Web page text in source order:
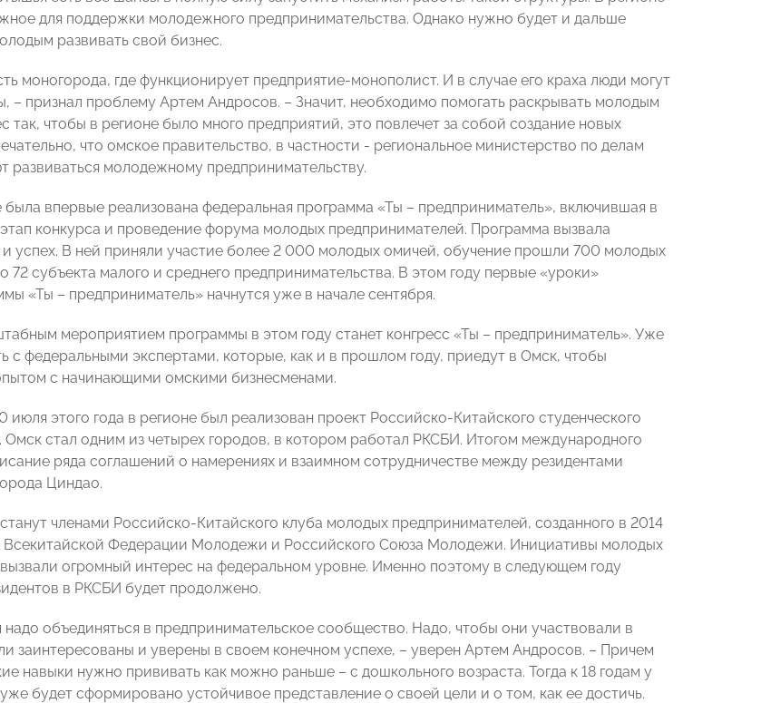
для поддержки молодежного предпринимательства. Однако нужно будет и дальше
развивать свой бизнес.
моногорода, где функционирует предприятие-монополист. И в случае его краха люди могут
­– признал проблему Артем Андросов. – Значит, необходимо помогать раскрывать молодым
так, чтобы в регионе было много предприятий, это повлечет за собой создание новых
что омское правительство, в частности - региональное министерство по делам
развиваться молодежному предпринимательству.
была впервые реализована федеральная программа «Ты ­– предприниматель», включившая в
конкурса и проведение форума молодых предпринимателей. Программа вызвала
успех. В ней приняли участие более 2 000 молодых омичей, обучение прошли 700 молодых
72 субъекта малого и среднего предпринимательства. В этом году первые «уроки»
«Ты – предприниматель» начнутся уже в начале сентября.
мероприятием программы в этом году станет конгресс «Ты – предприниматель». Уже
с федеральными экспертами, которые, как и в прошлом году, приедут в Омск, чтобы
с начинающими омскими бизнесменами.
июля этого года в регионе был реализован проект Российско-Китайского студенческого
Омск стал одним из четырех городов, в котором работал РКСБИ. Итогом международного
ряда соглашений о намерениях и взаимном сотрудничестве между резидентами
Циндао.
членами Российско-Китайского клуба молодых предпринимателей, созданного в 2014
Всекитайской Федерации Молодежи и Российского Союза Молодежи. Инициативы молодых
огромный интерес на федеральном уровне. Именно поэтому в следующем году
в РКСБИ будет продолжено.
объединяться в предпринимательское сообщество. Надо, чтобы они участвовали в
заинтересованы и уверены в своем конечном успехе, – уверен Артем Андросов. – Причем
навыки нужно прививать как можно раньше – с дошкольного возраста. Тогда к 18 годам у
будет сформировано устойчивое представление о своей цели и о том, как ее достичь.